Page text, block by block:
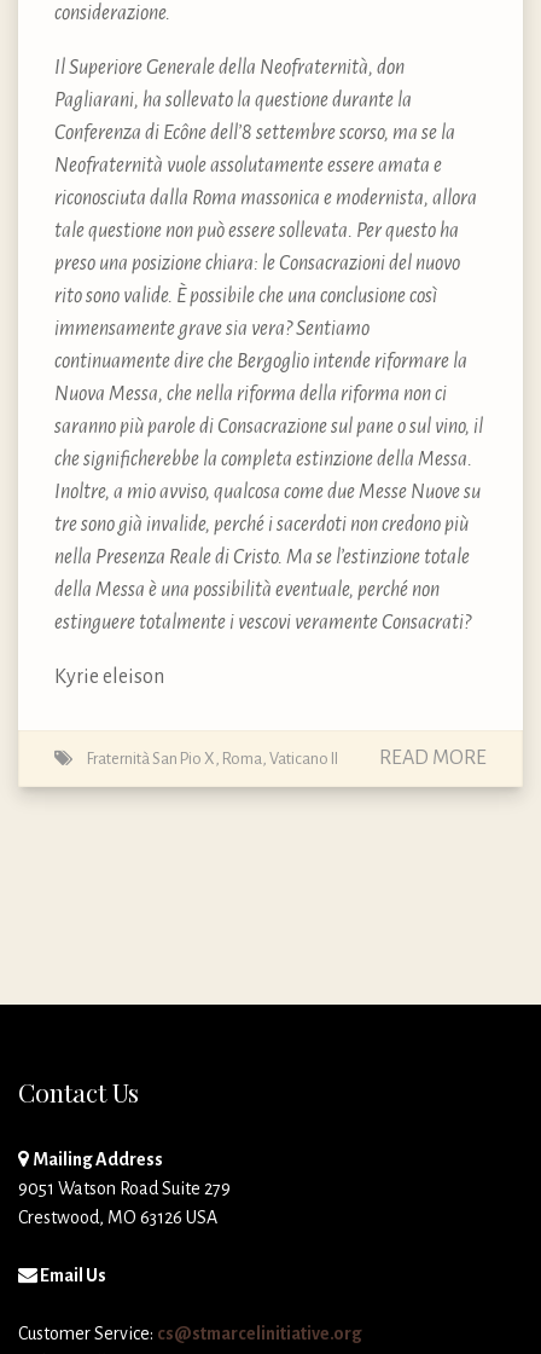
considerazione.
Il Superiore Generale della Neofraternità, don
Pagliarani, ha sollevato la questione durante la
Conferenza di Ecône dell’8 settembre scorso, ma se la
Neofraternità vuole assolutamente essere amata e
riconosciuta dalla Roma massonica e modernista, allora
tale questione non può essere sollevata. Per questo ha
preso una posizione chiara: le Consacrazioni del nuovo
rito sono valide. È possibile che una conclusione così
immensamente grave sia vera? Sentiamo
continuamente dire che Bergoglio intende riformare la
Nuova Messa, che nella riforma della riforma non ci
saranno più parole di Consacrazione sul pane o sul vino, il
che significherebbe la completa estinzione della Messa.
Inoltre, a mio avviso, qualcosa come due Messe Nuove su
tre sono già invalide, perché i sacerdoti non credono più
nella Presenza Reale di Cristo. Ma se l’estinzione totale
della Messa è una possibilità eventuale, perché non
estinguere totalmente i vescovi veramente Consacrati?
Kyrie eleison
Fraternità San Pio X Roma Vaticano II READ MORE
Contact Us
Mailing Address
9051 Watson Road Suite 279
Crestwood, MO 63126 USA
Email Us
Customer Service: cs@stmarcelinitiative.org